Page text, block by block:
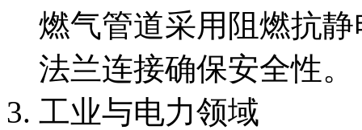
燃气管道采用阻燃抗
法兰连接确保安全性。
工业与电力领域